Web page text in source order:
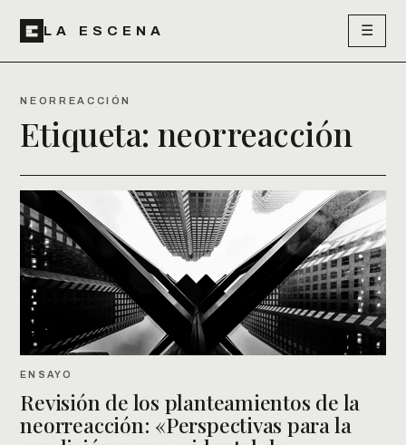
LA ESCENA ☰
NEORREACCIÓN
Etiqueta: neorreacción
ENSAYO
Revisión de los planteamientos de la
neorreacción: «Perspectivas para la